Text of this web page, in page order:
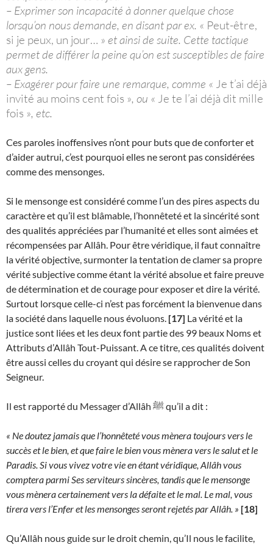
– Exprimer son incapacité à donner quelque chose
lorsqu’on nous demande, en disant par ex. « Peut-être,
si je peux, un jour… » et ainsi de suite. Cette tactique
permet de différer la peine qu’on est susceptibles de faire
aux gens.
– Exagérer pour faire une remarque, comme « Je t’ai déjà
invité au moins cent fois », ou « Je te l’ai déjà dit mille
fois », etc.
Ces paroles inoffensives n’ont pour buts que de conforter et
d’aider autrui, c’est pourquoi elles ne seront pas considérées
comme des mensonges.
Si le mensonge est considéré comme l’un des pires aspects du
caractère et qu’il est blâmable, l’honnêteté et la sincérité sont
des qualités appréciées par l’humanité et elles sont aimées et
récompensées par Allâh. Pour être véridique, il faut connaître
la vérité objective, surmonter la tentation de clamer sa propre
vérité subjective comme étant la vérité absolue et faire preuve
de détermination et de courage pour exposer et dire la vérité.
Surtout lorsque celle-ci n’est pas forcément la bienvenue dans
la société dans laquelle nous évoluons. [17] La vérité et la
justice sont liées et les deux font partie des 99 beaux Noms et
Attributs d’Allâh Tout-Puissant. A ce titre, ces qualités doivent
être aussi celles du croyant qui désire se rapprocher de Son
Seigneur.
Il est rapporté du Messager d’Allâh ﷺ qu’il a dit :
« Ne doutez jamais que l’honnêteté vous mènera toujours vers le
succès et le bien, et que faire le bien vous mènera vers le salut et le
Paradis. Si vous vivez votre vie en étant véridique, Allâh vous
comptera parmi Ses serviteurs sincères, tandis que le mensonge
vous mènera certainement vers la défaite et le mal. Le mal, vous
tirera vers l’Enfer et les mensonges seront rejetés par Allâh. » [18]
Qu’Allâh nous guide sur le droit chemin, qu’Il nous le facilite,